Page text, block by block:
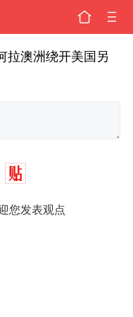
拉澳洲绕开美国另
您发表观点